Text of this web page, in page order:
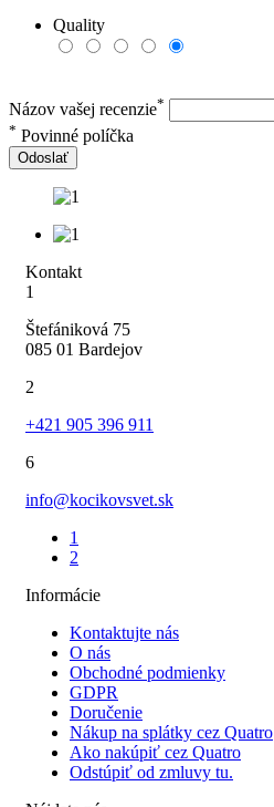
Quality
Názov vašej recenzie*
* Povinné políčka
Odoslať
Kontakt
1
Štefániková 75
085 01 Bardejov
2
+421 905 396 911
6
info@kocikovsvet.sk
1
2
Informácie
Kontaktujte nás
O nás
Obchodné podmienky
GDPR
Doručenie
Nákup na splátky cez Quatro
Ako nakúpiť cez Quatro
Odstúpiť od zmluvy tu.